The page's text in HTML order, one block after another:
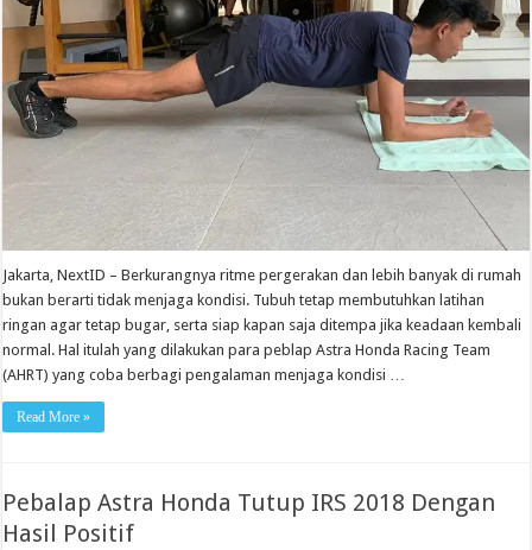
Jakarta, NextID – Berkurangnya ritme pergerakan dan lebih banyak di rumah
bukan berarti tidak menjaga kondisi. Tubuh tetap membutuhkan latihan
ringan agar tetap bugar, serta siap kapan saja ditempa jika keadaan kembali
normal. Hal itulah yang dilakukan para peblap Astra Honda Racing Team
(AHRT) yang coba berbagi pengalaman menjaga kondisi …
Read More »
Pebalap Astra Honda Tutup IRS 2018 Dengan
Hasil Positif